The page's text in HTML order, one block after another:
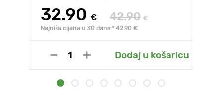
32.90 € 42.90 €
Najniža cijena u 30 dana:* 42.90 €
Dodaj u košaricu